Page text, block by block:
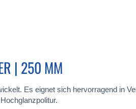
| 250 MM
Es eignet sich hervorragend in